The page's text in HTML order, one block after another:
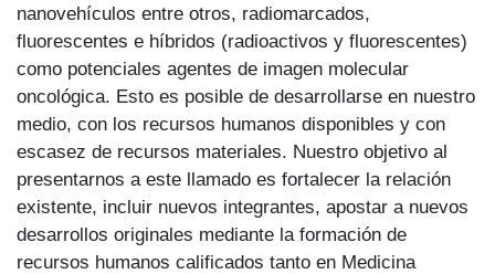
nanovehículos entre otros, radiomarcados,
fluorescentes e híbridos (radioactivos y fluorescentes)
como potenciales agentes de imagen molecular
oncológica. Esto es posible de desarrollarse en nuestro
medio, con los recursos humanos disponibles y con
escasez de recursos materiales. Nuestro objetivo al
presentarnos a este llamado es fortalecer la relación
existente, incluir nuevos integrantes, apostar a nuevos
desarrollos originales mediante la formación de
recursos humanos calificados tanto en Medicina